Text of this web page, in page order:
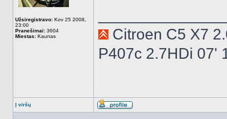
Užsiregistravo: Kov 25 2008,
23:00
Pranešimai: 3604
Miestas: Kaunas
Citroen C5 X7
P407c 2.7HDi 07'
Į viršų
Aprašymas